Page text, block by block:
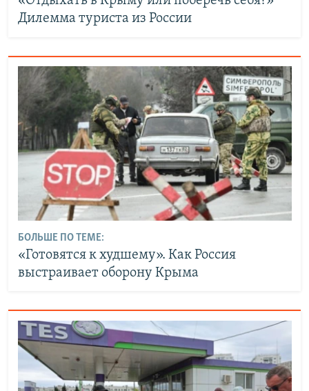
Дилемма туриста из России
БОЛЬШЕ ПО ТЕМЕ:
«Готовятся к худшему». Как Россия
выстраивает оборону Крыма